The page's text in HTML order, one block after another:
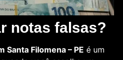
notas falsas?
Filomena – PE é um